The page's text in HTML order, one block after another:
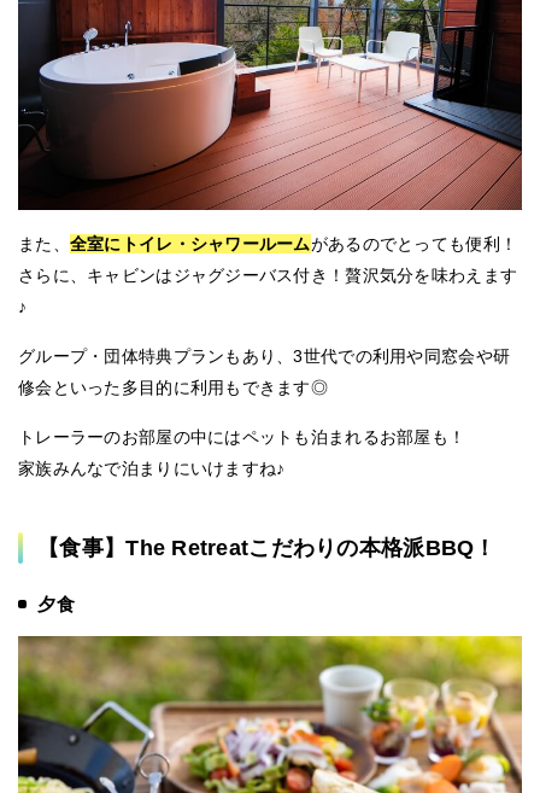
また、 全室にトイレ・シャワールームがあるのでとっても便利！
さらに、キャビンはジャグジーバス付き！贅沢気分を味わえます
♪
グループ・団体特典プランもあり、3世代での利用や同窓会や研
修会といった多目的に利用もできます◎
トレーラーのお部屋の中にはペットも泊まれるお部屋も！
家族みんなで泊まりにいけますね♪
【食事】The Retreatこだわりの本格派BBQ！
夕食